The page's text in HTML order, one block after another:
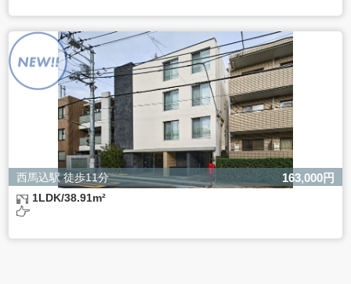
西馬込駅 徒歩11分 163,000円
1LDK/38.91m²